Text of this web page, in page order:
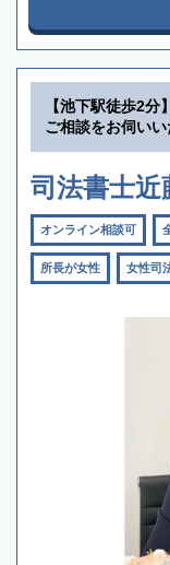
【池下駅徒歩2
ご相談をお伺い
司法書士近
オンライン相談可
所長が女性 女性司